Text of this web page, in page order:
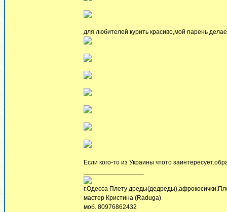
для любителей курить красиво,мой парень
Если кого-то из Украины чтото
г.Одесса Плету
мастер Кристина (Raduga)
моб. 80976862432